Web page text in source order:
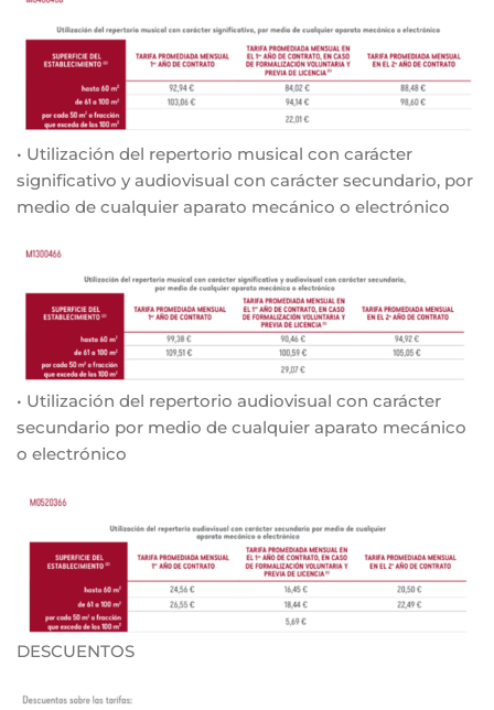
• Utilización del repertorio musical con carácter
significativo y audiovisual con carácter secundario, por
medio de cualquier aparato mecánico o electrónico
• Utilización del repertorio audiovisual con carácter
secundario por medio de cualquier aparato mecánico
o electrónico
DESCUENTOS